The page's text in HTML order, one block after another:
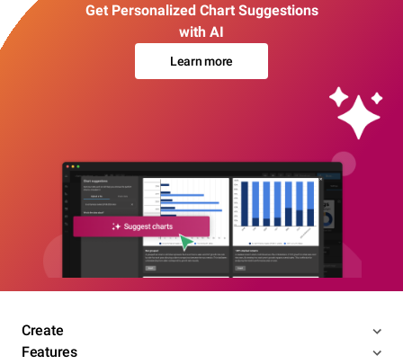
Get Personalized Chart Suggestions
with AI
Learn more
Create
Features